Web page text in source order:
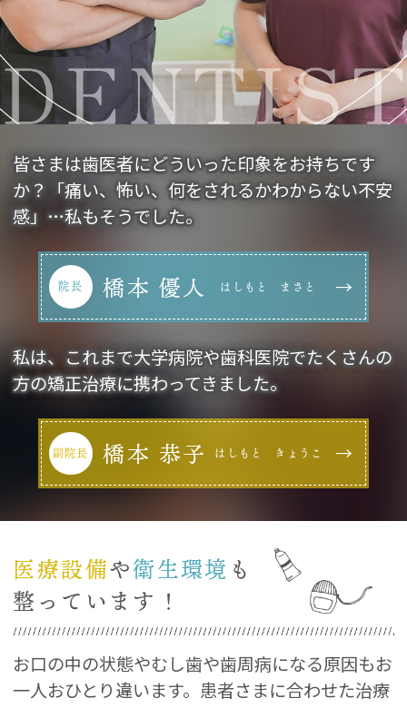
皆さまは歯医者にどういった印象をお持ちです
か？「痛い、怖い、何をされるかわからない不安
感」…私もそうでした。
院長 はしもと まさと
橋本 優人
私は、これまで大学病院や歯科医院でたくさんの
方の矯正治療に携わってきました。
副院長 はしもと きょうこ
橋本 恭子
医療設備や衛生環境 も
整っています！
お口の中の状態やむし歯や歯周病になる原因もお
一人おひとり違います。 患者さまに合わせた治療